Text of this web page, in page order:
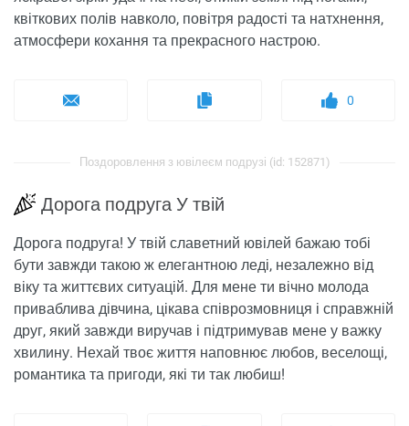
квіткових полів навколо, повітря радості та натхнення,
атмосфери кохання та прекрасного настрою.
0
Поздоровлення з ювілеєм подрузі (id: 152871)
Дорога подруга У твій
Дорога подруга! У твій славетний ювілей бажаю тобі
бути завжди такою ж елегантною леді, незалежно від
віку та життєвих ситуацій. Для мене ти вічно молода
приваблива дівчина, цікава співрозмовниця і справжній
друг, який завжди виручав і підтримував мене у важку
хвилину. Нехай твоє життя наповнює любов, веселощі,
романтика та пригоди, які ти так любиш!